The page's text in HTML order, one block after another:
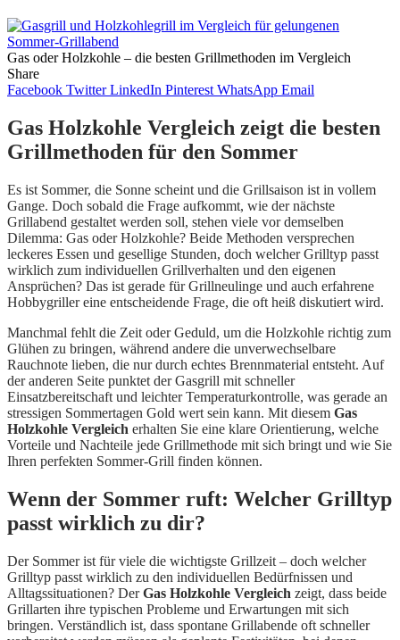
Gas oder Holzkohle – die besten Grillmethoden im Vergleich
Share
Facebook Twitter LinkedIn Pinterest WhatsApp Email
Gas Holzkohle Vergleich zeigt die besten
Grillmethoden für den Sommer
Es ist Sommer, die Sonne scheint und die Grillsaison ist in vollem
Gange. Doch sobald die Frage aufkommt, wie der nächste
Grillabend gestaltet werden soll, stehen viele vor demselben
Dilemma: Gas oder Holzkohle? Beide Methoden versprechen
leckeres Essen und gesellige Stunden, doch welcher Grilltyp passt
wirklich zum individuellen Grillverhalten und den eigenen
Ansprüchen? Das ist gerade für Grillneulinge und auch erfahrene
Hobbygriller eine entscheidende Frage, die oft heiß diskutiert wird.
Manchmal fehlt die Zeit oder Geduld, um die Holzkohle richtig zum
Glühen zu bringen, während andere die unverwechselbare
Rauchnote lieben, die nur durch echtes Brennmaterial entsteht. Auf
der anderen Seite punktet der Gasgrill mit schneller
Einsatzbereitschaft und leichter Temperaturkontrolle, was gerade an
stressigen Sommertagen Gold wert sein kann. Mit diesem Gas
Holzkohle Vergleich erhalten Sie eine klare Orientierung, welche
Vorteile und Nachteile jede Grillmethode mit sich bringt und wie Sie
Ihren perfekten Sommer-Grill finden können.
Wenn der Sommer ruft: Welcher Grilltyp
passt wirklich zu dir?
Der Sommer ist für viele die wichtigste Grillzeit – doch welcher
Grilltyp passt wirklich zu den individuellen Bedürfnissen und
Alltagssituationen? DerGas Holzkohle Vergleich zeigt, dass beide
Grillarten ihre typischen Probleme und Erwartungen mit sich
bringen. Verständlich ist, dass spontane Grillabende oft schneller